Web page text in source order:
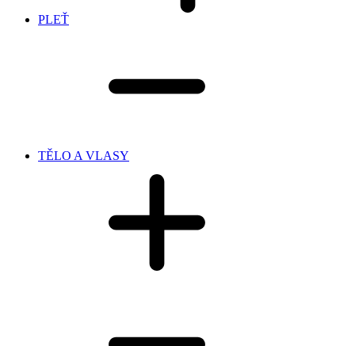
PLEŤ
TĚLO A VLASY